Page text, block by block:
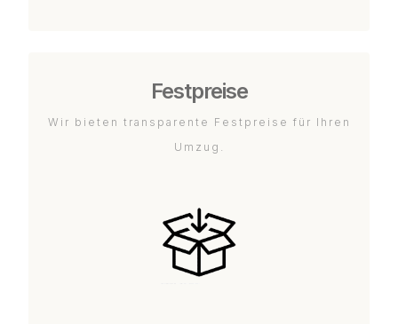
Festpreise
Wir bieten transparente Festpreise für Ihren
Umzug.